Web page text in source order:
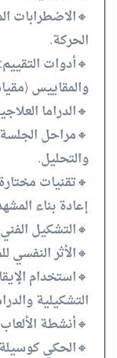
🔸الاضطرابات
الحركة.
🔸أدوات
والمقاييس
🔸الدراما
🔸مراحل الجلسة
والتحليل.
🔸تقنيات
إعادة بناء
🔸التشكيل
🔸الأثر النفسي
🔸استخدام
التشكيلية
🔸أنشطة
🔸الحكي